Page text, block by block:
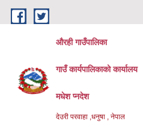
Skip to main content
औरही गाउँपालिका
गाउँ कार्यपालिकाको कार्यालय
मधेश प्नदेश
देउरी परवाहा ,धनुषा , नेपाल